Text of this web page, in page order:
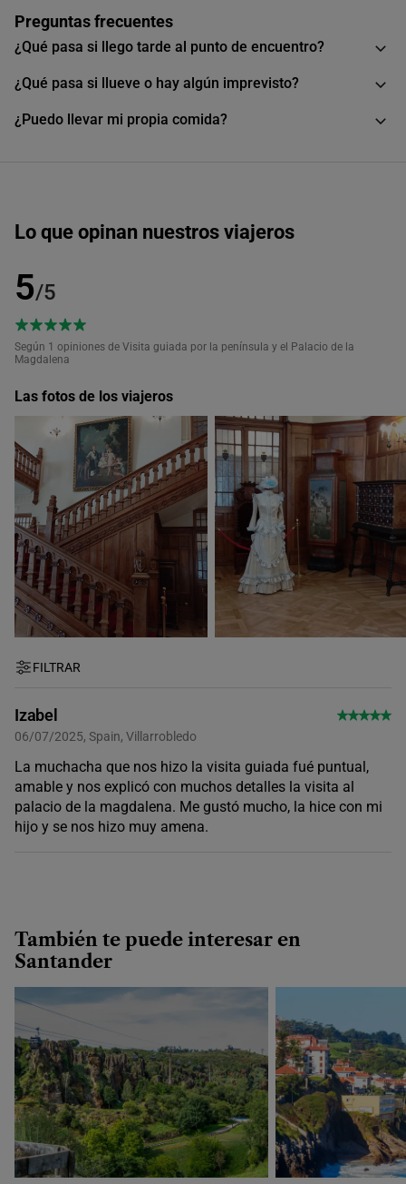
Preguntas frecuentes
¿Qué pasa si llego tarde al punto de encuentro?
¿Qué pasa si llueve o hay algún imprevisto?
¿Puedo llevar mi propia comida?
Lo que opinan nuestros viajeros
5/5
Según 1 opiniones de Visita guiada por la península y el Palacio de la
Magdalena
Las fotos de los viajeros
FILTRAR
Izabel
06/07/2025, Spain, Villarrobledo
La muchacha que nos hizo la visita guiada fué puntual,
amable y nos explicó con muchos detalles la visita al
palacio de la magdalena. Me gustó mucho, la hice con mi
hijo y se nos hizo muy amena.
También te puede interesar en
Santander